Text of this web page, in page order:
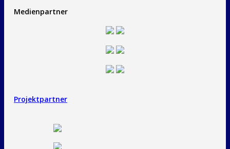
Medienpartner
Projektpartner